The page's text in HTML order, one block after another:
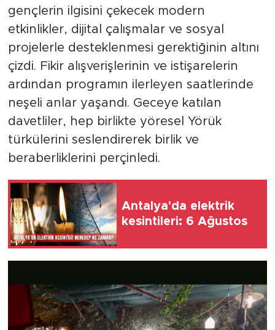
gençlerin ilgisini çekecek modern
etkinlikler, dijital çalışmalar ve sosyal
projelerle desteklenmesi gerektiğinin altını
çizdi. Fikir alışverişlerinin ve istişarelerin
ardından programın ilerleyen saatlerinde
neşeli anlar yaşandı. Geceye katılan
davetliler, hep birlikte yöresel Yörük
türkülerini seslendirerek birlik ve
beraberliklerini perçinledi.
Antalya'da elektrik
kesintileri: 6 Ağustos